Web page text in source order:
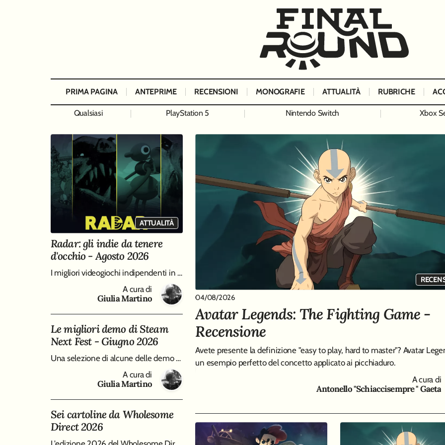
PRIMA PAGINA ANTEPRIME RECENSIONI MONOGRAFIE ATTUALITÀ RUBRICHE
Qualsiasi PlayStation 5 Nintendo Switch Xbox
ATTUALITÀ
Radar: gli indie da tenere
d'occhio - Agosto 2026
I migliori videogiochi indipendenti in uscita ad agosto 2026, da Big Walk a Entropy
A cura di
Giulia Martino
Le migliori demo di Steam
Next Fest - Giugno 2026
Una selezione di alcune delle demo più sorprendenti di Steam Next Fest, edizione Giugno 2026, da Virtue and a Sledgehammer a Burn-9
A cura di
Giulia Martino
Sei cartoline da Wholesome
Direct 2026
0
Mask - Recensione
imbastendo un "mistero della camera chiusa" da
brillante e forse un filo troppo frettoloso sul finale.
A cura di
Giulia Martino
04/08/2026
Avatar Legends: The Fighting Game -
Recensione
Avete presente la definizione "easy to play, hard to master"? Avatar
un esempio perfetto del concetto applicato ai picchiaduro.
A cura di
Antonello "Schiaccisempre " Gaeta